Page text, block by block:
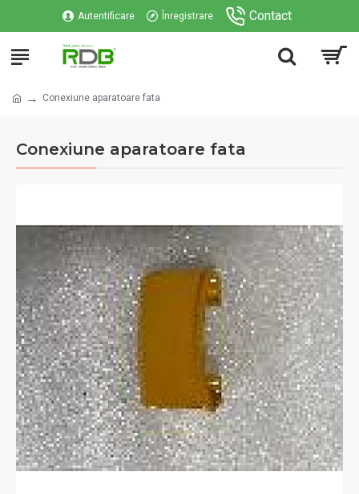
Autentificare Înregistrare Contact
Conexiune aparatoare fata
Conexiune aparatoare fata